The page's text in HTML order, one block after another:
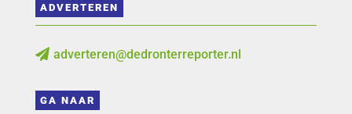
ADVERTEREN
 adverteren@dedronterreporter.nl
GA NAAR